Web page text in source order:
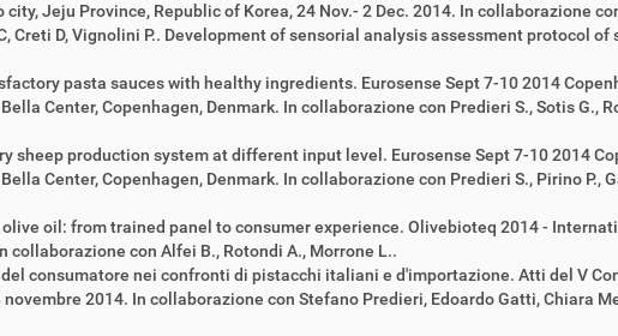
Jeju Province, Republic of Korea, 24 Nov.- 2 Dec. 2014. In collaborazione
Creti D, Vignolini P.. Development of sensorial analysis assessment protocol
pasta sauces with healthy ingredients. Eurosense Sept 7-10 2014
Center, Copenhagen, Denmark. In collaborazione con Predieri S., Sotis G.,
sheep production system at different input level. Eurosense Sept 7-10 2014
Center, Copenhagen, Denmark. In collaborazione con Predieri S., Pirino P.,
oil: from trained panel to consumer experience. Olivebioteq 2014 -
collaborazione con Alfei B., Rotondi A., Morrone L..
consumatore nei confronti di pistacchi italiani e d'importazione. Atti del V
novembre 2014. In collaborazione con Stefano Predieri, Edoardo Gatti, Chiara